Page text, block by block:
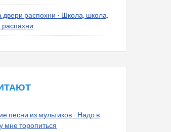
двери распохни - Школа, школа,
распахни
песни из мультиков - Надо в
мне торопиться